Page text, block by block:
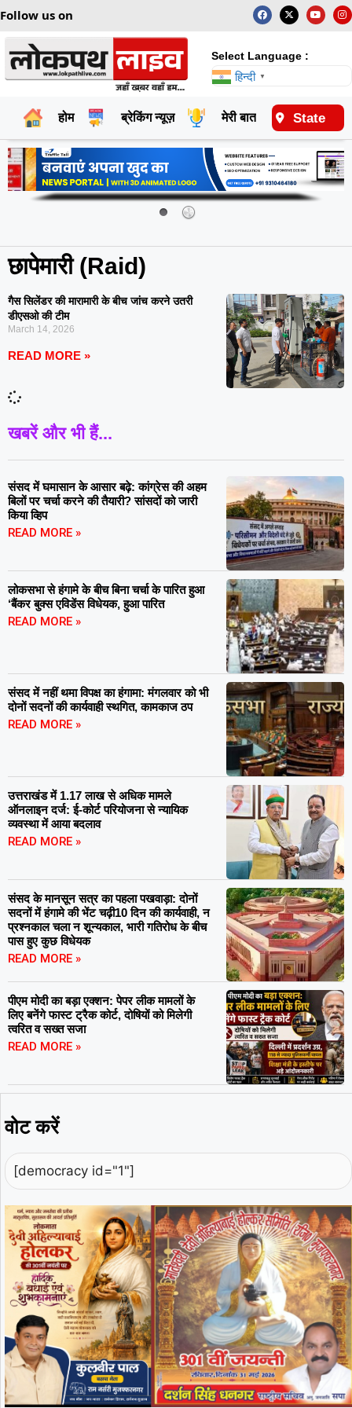
Follow us on
Select Language :
हिन्दी ▼
होम ब्रेकिंग न्यूज़ मेरी बात राष्ट्रीय
State
छापेमारी (Raid)
गैस सिलेंडर की मारामारी के बीच जांच करने उतरी
डीएसओ की टीम
March 14, 2026
READ MORE »
खबरें और भी हैं...
संसद में घमासान के आसार बढ़े: कांग्रेस की अहम
बिलों पर चर्चा करने की तैयारी? सांसदों को जारी
किया व्हिप
READ MORE »
लोकसभा से हंगामे के बीच बिना चर्चा के पारित हुआ
‘बैंकर बुक्स एविडेंस विधेयक, हुआ पारित
READ MORE »
संसद में नहीं थमा विपक्ष का हंगामा: मंगलवार को भी
दोनों सदनों की कार्यवाही स्थगित, कामकाज ठप
READ MORE »
उत्तराखंड में 1.17 लाख से अधिक मामले
ऑनलाइन दर्ज: ई-कोर्ट परियोजना से न्यायिक
व्यवस्था में आया बदलाव
READ MORE »
संसद के मानसून सत्र का पहला पखवाड़ा: दोनों
सदनों में हंगामे की भेंट चढ़ी10 दिन की कार्यवाही, न
प्रश्नकाल चला न शून्यकाल, भारी गतिरोध के बीच
पास हुए कुछ विधेयक
READ MORE »
पीएम मोदी का बड़ा एक्शन: पेपर लीक मामलों के
लिए बनेंगे फास्ट ट्रैक कोर्ट, दोषियों को मिलेगी
त्वरित व सख्त सजा
READ MORE »
वोट करें
[democracy id="1"]